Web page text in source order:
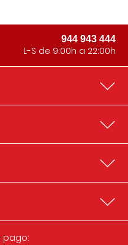
944 943 444
L-S de 9:00h a 22:00h
pago: